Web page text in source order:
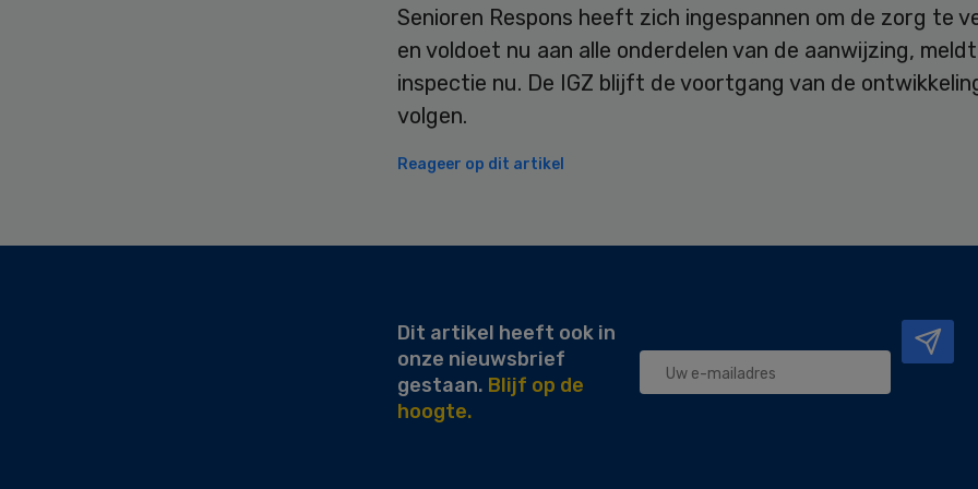
Senioren Respons heeft zich ingespannen om de zorg te
en voldoet nu aan alle onderdelen van de aanwijzing,
inspectie nu. De IGZ blijft de voortgang van de
volgen.
Reageer op dit artikel
Dit artikel heeft ook in
onze nieuwsbrief
gestaan. Blijf op de
hoogte.